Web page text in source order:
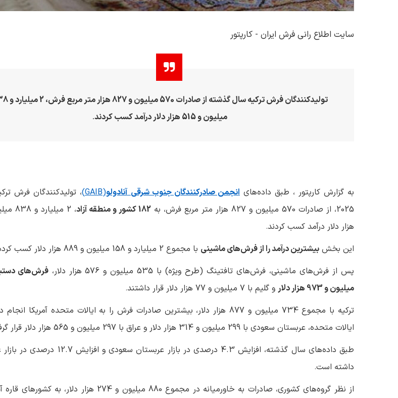
سایت اطلاع رانی فرش ایران - کارپتور
تولیدکنندگان فرش ترکیه سال گذشته
میلیون و 515 هزار دلار درآمد کسب کردند
.
به گزارش کارپتور ، طبق داده‌هایانجمن صادرکنندگان جنوب شرقی آنادولو(GAIB)
، تولیدکنندگان فرش
2025، از صادرات 570 میلیون و 827 هزار متر مربع فرش، به
182 کشور و منطقه آزاد
هزار دلار درآمد کسب کردند.
این بخش بیشترین درآمد را از فرش‌های ماشینی با مجموع 2 میلیارد و 158 میلیون و 889 هزار دلار کسب کرده است
پس از فرش‌های ماشینی، فرش‌های تافتینگ (طرح ویژه) با 535 میلیون و 576 هزار دلار،
میلیون و 973 هزار دلار
و گلیم با 7 میلیون و 77 هزار دلار قرار داشتند .
ترکیه با مجموع 734 میلیون و 877 هزار دلار، بیشترین صادرات فرش را به ایالات متحده آمریکا
ایالات متحده، عربستان سعودی با 299 میلیون و 314 هزار دلار و عراق با 297 میلیون و 565 هزار دلار قرار گرفتند
طبق داده‌های سال گذشته، افزایش 4.3 درصدی در بازار عربستان
داشته است.